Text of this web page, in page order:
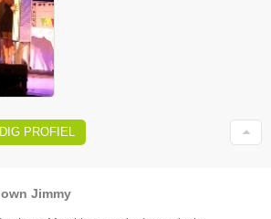
PROFIEL
Jimmy